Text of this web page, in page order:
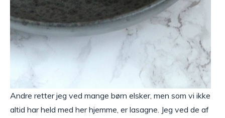
Andre retter jeg ved mange børn elsker, men som vi ikke
altid har held med her hjemme, er lasagne. Jeg ved de af